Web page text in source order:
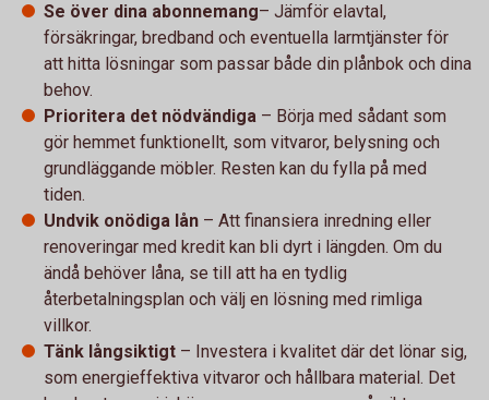
Se över dina abonnemang– Jämför elavtal,
försäkringar, bredband och eventuella larmtjänster för
att hitta lösningar som passar både din plånbok och dina
behov.
Prioritera det nödvändiga – Börja med sådant som
gör hemmet funktionellt, som vitvaror, belysning och
grundläggande möbler. Resten kan du fylla på med
tiden.
Undvik onödiga lån – Att finansiera inredning eller
renoveringar med kredit kan bli dyrt i längden. Om du
ändå behöver låna, se till att ha en tydlig
återbetalningsplan och välj en lösning med rimliga
villkor.
Tänk långsiktigt – Investera i kvalitet där det lönar sig,
som energieffektiva vitvaror och hållbara material. Det